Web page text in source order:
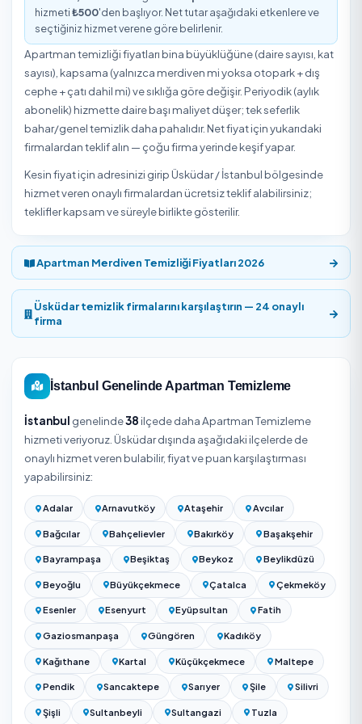
5,0/5
2 Müşteri Değerlendirmesi
Üsküdar / İstanbul bölgesinde Apartman Temizleme
veren4 onaylı hizmet veren₺500 'den başlayan
Temizlik Express'te. Müşteriler Apartman Temizleme
ortalama 5,0/5 puanla değerlendirdi. Yukarıdaki
hizmet vereni seçip uygun gün ve saat için online
Üsküdar / İstanbul Apartman Temizleme
Fiyatları 2026
Üsküdar / İstanbul bölgesinde Apartman Temizleme
hizmeti 'den başlıyor. Net tutar aşağıdaki etkenlere
seçtiğiniz hizmet verene göre belirlenir.
Apartman temizliği fiyatları bina büyüklüğüne (daire
sayısı), kapsama (yalnızca merdiven mi yoksa otopark +
abonelik) hizmette daire başı maliyet düşer; tek seferlik
bahar/genel temizlik daha pahalıdır. Net fiyat için
firmalardan teklif alın — çoğu firma yerinde keşif yapar.
Kesin fiyat için adresinizi girip Üsküdar / İstanbul
hizmet veren onaylı firmalardan ücretsiz teklif
teklifler kapsam ve süreyle birlikte gösterilir.
Apartman Merdiven Temizliği Fiyatları 2026